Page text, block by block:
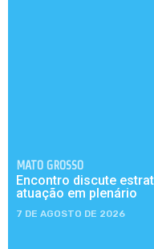
MATO GROSSO
Encontro discute
atuação em plenário
7 DE AGOSTO DE 2026